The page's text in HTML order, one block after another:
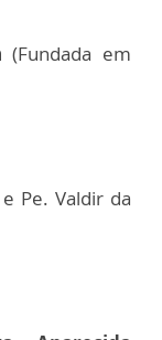
(Fundada em
Pe. Valdir da